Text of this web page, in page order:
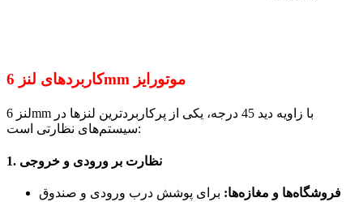
کاربردهای لنز 6mm موتورایز
لنز 6mm با زاویه دید 45 درجه، یکی از پرکاربردترین لنزها در
سیستم‌های نظارتی است:
1. نظارت بر ورودی و خروجی
فروشگاه‌ها و مغازه‌ها: برای پوشش درب ورودی و صندوق